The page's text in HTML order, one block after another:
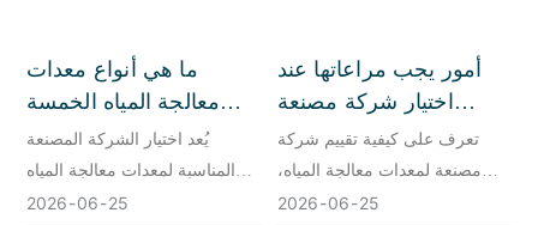
ما هي أنواع معدات
معالجة المياه الخمسة
حسب الشركات
المصنعة؟
يُعد اختيار الشركة المصنعة
المناسبة لمعدات معالجة المياه
أمرًا بالغ الأهمية لأنها تفهم سلسلة
2026 06 25
أمور يجب مراعاتها عند
اختيار شركة مصنعة
لمعدات معالجة المياه
تعرف على كيفية تقييم شركة
مصنعة لمعدات معالجة المياه،
والعلامات التحذيرية التي يجب
2026 06 25